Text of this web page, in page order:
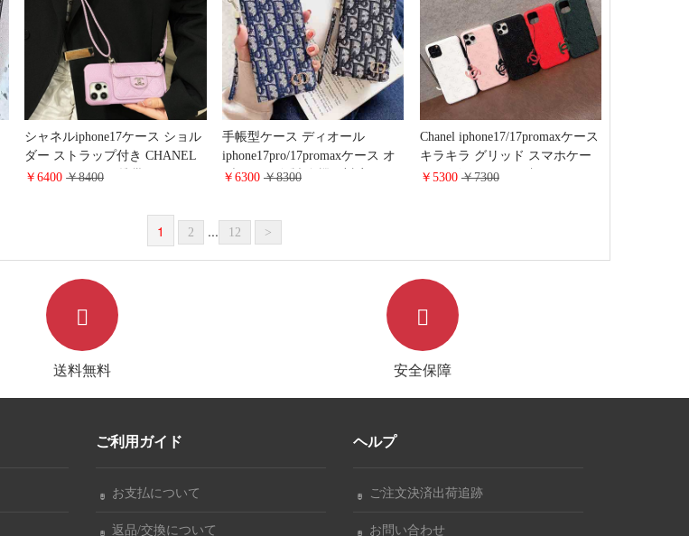
シャネルiphone17ケース ショル
ダー ストラップ付き CHANEL
iphone17pro/17air携帯ケース カ
iphone16/15proカバー 斜め掛け
レデイース 大人気 Google
￥6400￥8400
手帳型ケース ディオール
iphone17pro/17promaxケース オ
ブリーク 布製 全機種対応ケー
ド収納 CDロゴ ブランド ギャラ
￥6300 ￥8300
Chanel iphone17/17promaxケース
キラキラ グリッド スマホケー
ス レザー エンボス加工 シャネ
￥5300 ￥7300
1 2 ... 12 >
送料無料 安全保障
ご利用ガイド
お支払について
返品/交換について
ヘルプ
ご注文決済出荷追跡
お問い合わせ